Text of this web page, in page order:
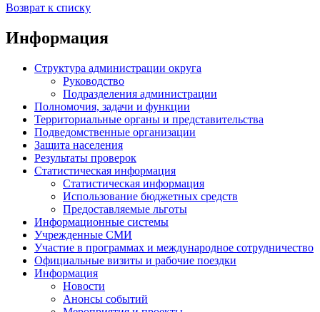
Возврат к списку
Информация
Структура администрации округа
Руководство
Подразделения администрации
Полномочия, задачи и функции
Территориальные органы и представительства
Подведомственные организации
Защита населения
Результаты проверок
Статистическая информация
Статистическая информация
Использование бюджетных средств
Предоставляемые льготы
Информационные системы
Учрежденные СМИ
Участие в программах и международное сотрудничество
Официальные визиты и рабочие поездки
Информация
Новости
Анонсы событий